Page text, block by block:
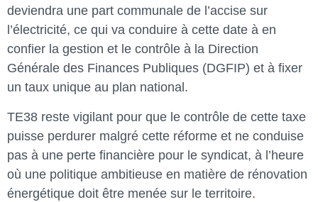
deviendra une part communale de l’accise sur
l’électricité, ce qui va conduire à cette date à en
confier la gestion et le contrôle à la Direction
Générale des Finances Publiques (DGFIP) et à fixer
un taux unique au plan national.
TE38 reste vigilant pour que le contrôle de cette taxe
puisse perdurer malgré cette réforme et ne conduise
pas à une perte financière pour le syndicat, à l’heure
où une politique ambitieuse en matière de rénovation
énergétique doit être menée sur le territoire.